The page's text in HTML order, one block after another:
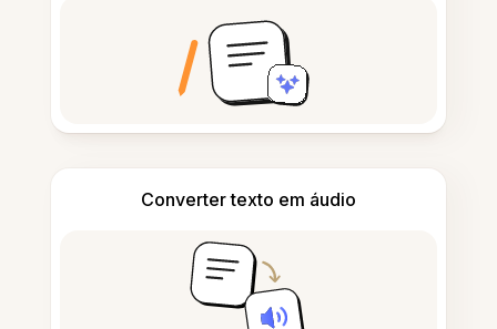
Converter texto em áudio